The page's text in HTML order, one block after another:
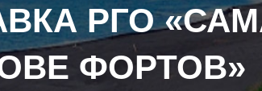
РГО
ФОРТОВ»